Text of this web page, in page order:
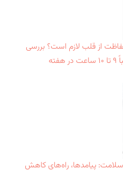
از قلب لازم است؟ بررسی
پیامدها، راه‌های کاهش